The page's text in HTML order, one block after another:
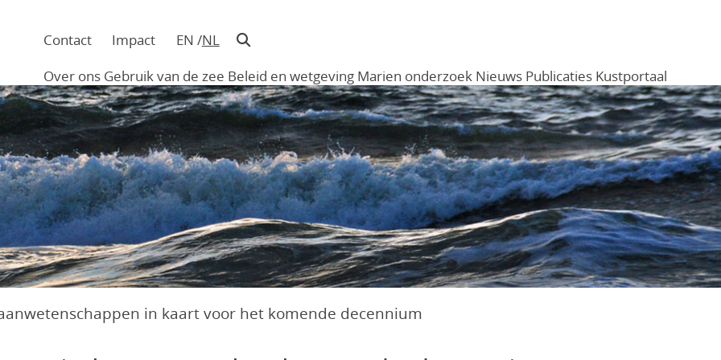
in
hoofding
Contact Impact EN NL
Main
navigation
Menu
Over ons Gebruik van de zee Beleid en wetgeving Marien onderzoek Nieuws Publicaties Kustportaal
in kaart voor het komende decennium